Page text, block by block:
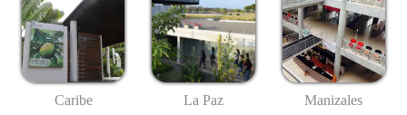
Caribe La Paz Manizales